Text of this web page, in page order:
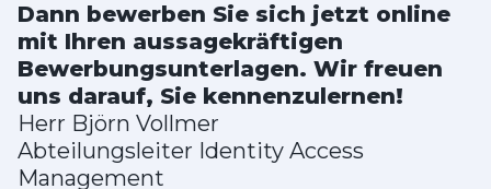
Dann bewerben Sie sich jetzt online
mit Ihren aussagekräftigen
Bewerbungsunterlagen. Wir freuen
uns darauf, Sie kennenzulernen!
Herr Björn Vollmer
Abteilungsleiter Identity Access
Management